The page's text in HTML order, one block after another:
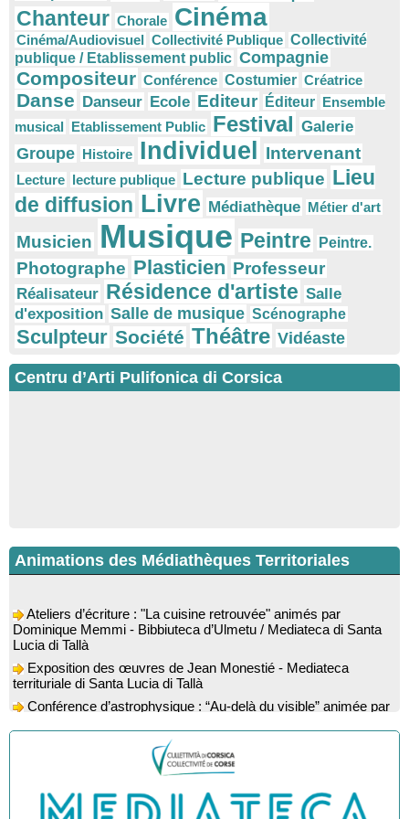
Chanteur Chorale Cinéma
Cinéma/Audiovisuel Collectivité Publique Collectivité
publique / Etablissement public Compagnie
Compositeur Conférence Costumier Créatrice
Danse Danseur Ecole Editeur Éditeur Ensemble
musical Etablissement Public Festival Galerie
Groupe Histoire Individuel Intervenant
Lecture lecture publique Lecture publique Lieu
de diffusion Livre Médiathèque Métier d'art
Musicien Musique Peintre Peintre.
Photographe Plasticien Professeur
Réalisateur Résidence d'artiste Salle
d'exposition Salle de musique Scénographe
Sculpteur Société Théâtre Vidéaste
Centru d’Arti Pulifonica di Corsica
Animations des Médiathèques Territoriales
Dominique Memmi - Bibbiuteca d’Ulmetu / Mediateca di Santa
Lucia di Tallà
territuriale di Santa Lucia di Tallà
l’astrophysicien Paul Guerrini - Médiathèque - Pitretu è
Exposition des œuvres de Dominique Malberti Morin :
"Racines, peintures acryliques et aquarelles" - Mediateca
territuriale di Santa Lucia di Tallà
Animation : "Petits lecteurs" - Médiathèque - Pitretu è